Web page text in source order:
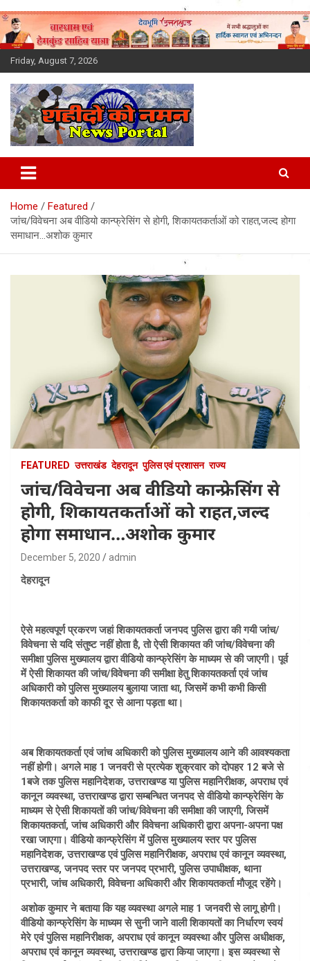
Skip
to
content
Friday, August 7, 2026
Latest News Today, Breaking
News, Uttarakhand News in
Hindi
Home
Featured
जांच/विवेचना अब वीडियो कान्फ्रेसिंग से होगी, शिकायतकर्ताओं को राहत,जल्द होगा
समाधान…अशोक कुमार
FEATURED उत्तराखंड देहरादून पुलिस एवं प्रशासन राज्य
जांच/विवेचना अब वीडियो कान्फ्रेसिंग से
होगी, शिकायतकर्ताओं को राहत,जल्द
होगा समाधान…अशोक कुमार
December 5, 2020 admin
देहरादून
ऐसे महत्वपूर्ण प्रकरण जहां शिकायतकर्ता जनपद पुलिस द्वारा की गयी जांच/
विवेचना से यदि संतुष्ट नहीं होता है, तो ऐसी शिकायत की जांच/विवेचना की
समीक्षा पुलिस मुख्यालय द्वारा वीडियो कान्फ्रेसिंग के माध्यम से की जाएगी। पूर्व
में ऐसी शिकायत की जांच/विवेचना की समीक्षा हेतु शिकायतकर्ता एवं जांच
अधिकारी को पुलिस मुख्यालय बुलाया जाता था, जिसमें कभी कभी किसी
शिकायतकर्ता को काफी दूर से आना पड़ता था।
अब शिकायतकर्ता एवं जांच अधिकारी को पुलिस मुख्यालय आने की आवश्यकता
नहीं होगी। अगले माह 1 जनवरी से प्रत्येक शुक्रवार को दोपहर 12 बजे से
1बजे तक पुलिस महानिदेशक, उत्तराखण्ड या पुलिस महानिरीक्षक, अपराध एवं
कानून व्यवस्था, उत्तराखण्ड द्वारा सम्बन्धित जनपद से वीडियो कान्फ्रेसिंग के
माध्यम से ऐसी शिकायतों की जांच/विवेचना की समीक्षा की जाएगी, जिसमें
शिकायतकर्ता, जांच अधिकारी और विवेचना अधिकारी द्वारा अपना-अपना पक्ष
रखा जाएगा। वीडियो कान्फ्रेसिंग में पुलिस मुख्यालय स्तर पर पुलिस
महानिदेशक, उत्तराखण्ड एवं पुलिस महानिरीक्षक, अपराध एवं कानून व्यवस्था,
उत्तराखण्ड, जनपद स्तर पर जनपद प्रभारी, पुलिस उपाधीक्षक, थाना
प्रभारी, जांच अधिकारी, विवेचना अधिकारी और शिकायतकर्ता मौजूद रहेंगे।
अशोक कुमार ने बताया कि यह व्यवस्था अगले माह 1 जनवरी से लागू होगी।
वीडियो कान्फ्रेसिंग के माध्यम से सुनी जाने वाली शिकायतों का निर्धारण स्वयं
मेरे एवं पुलिस महानिरीक्षक, अपराध एवं कानून व्यवस्था और पुलिस अधीक्षक,
अपराध एवं कानून व्यवस्था, उत्तराखण्ड द्वारा किया जाएगा। इस व्यवस्था से